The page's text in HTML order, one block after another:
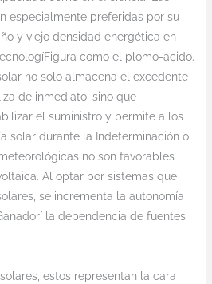
especialmente preferidas por su
y viejo densidad energética en
como el plomo-ácido.
no solo almacena el excedente
de inmediato, sino que
el suministro y permite a los
solar durante la Indeterminación o
no son favorables
Al optar por sistemas que
se incrementa la autonomía
la dependencia de fuentes
estos representan la cara